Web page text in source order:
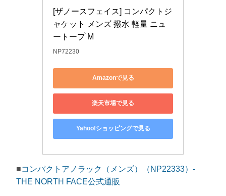
[ザノースフェイス] コンパクトジ
ャケット メンズ 撥水 軽量 ニュ
ートープ M
NP72230
Amazonで見る
楽天市場で見る
Yahoo!ショッピングで見る
■コンパクトアノラック（メンズ）（NP22333）-
THE NORTH FACE公式通販